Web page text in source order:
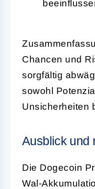
Chancen und
sorgfältig
sowohl
Unsicherheiten
Ausblick und
Die Dogecoin
Wal-